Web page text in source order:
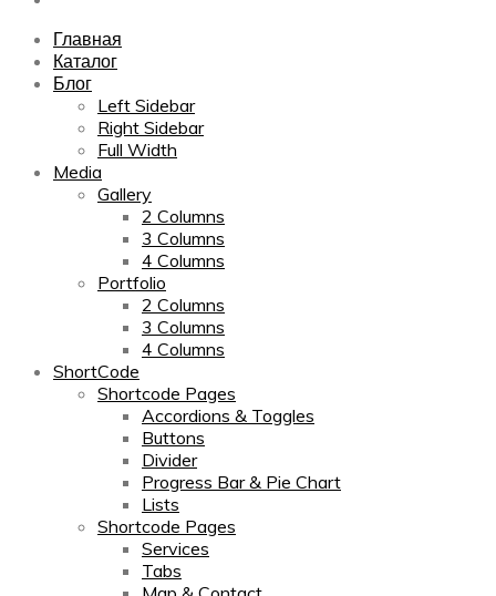
Главная
Каталог
Блог
Left Sidebar
Right Sidebar
Full Width
Media
Gallery
2 Columns
3 Columns
4 Columns
Portfolio
2 Columns
3 Columns
4 Columns
ShortCode
Shortcode Pages
Accordions & Toggles
Buttons
Divider
Progress Bar & Pie Chart
Lists
Shortcode Pages
Services
Tabs